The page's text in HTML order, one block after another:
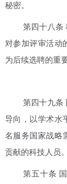
秘密。
第四十八条
对参加评审活动
为后续选聘的重
第四十九条
导向，以学术水
名服务国家战略
贡献的科技人员。
第五十条